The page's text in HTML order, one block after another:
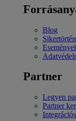
Blog
Partner
Legyen
Partner